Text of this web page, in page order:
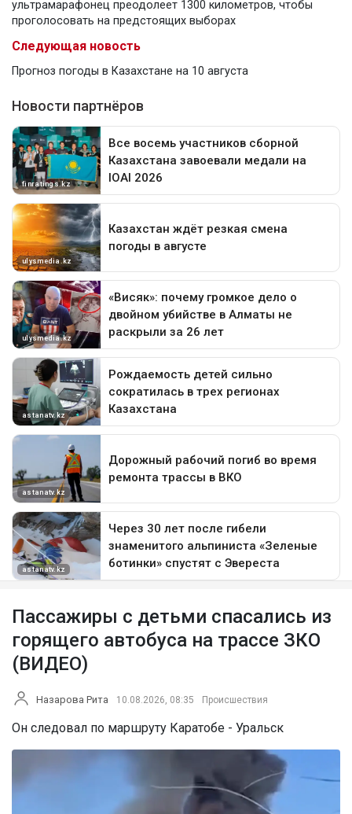
ультрамарафонец преодолеет 1300 километров, чтобы
проголосовать на предстоящих выборах
Следующая новость
Прогноз погоды в Казахстане на 10 августа
Пассажиры с детьми спасались из
горящего автобуса на трассе ЗКО
(ВИДЕО)
Назарова Рита 10.08.2026, 08:35 Происшествия
Он следовал по маршруту Каратобе - Уральск